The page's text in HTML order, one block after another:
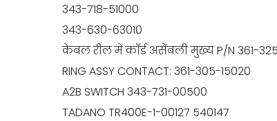
343-718-51000
343-630-63010
केबल रील में कॉर्ड असेंबली मुख्य P/N 361-
RING ASSY CONTACT: 361-305-15020
A2B SWITCH 343-731-00500
TADANO TR400E-1-00127 540147